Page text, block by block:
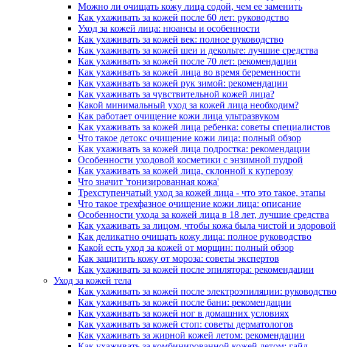
Можно ли очищать кожу лица содой, чем ее заменить
Как ухаживать за кожей после 60 лет: руководство
Уход за кожей лица: нюансы и особенности
Как ухаживать за кожей век: полное руководство
Как ухаживать за кожей шеи и декольте: лучшие средства
Как ухаживать за кожей после 70 лет: рекомендации
Как ухаживать за кожей лица во время беременности
Как ухаживать за кожей рук зимой: рекомендации
Как ухаживать за чувствительной кожей лица?
Какой минимальный уход за кожей лица необходим?
Как работает очищение кожи лица ультразвуком
Как ухаживать за кожей лица ребенка: советы специалистов
Что такое детокс очищение кожи лица: полный обзор
Как ухаживать за кожей лица подростка: рекомендации
Особенности уходовой косметики с энзимной пудрой
Как ухаживать за кожей лица, склонной к куперозу
Что значит 'тонизированная кожа'
Трехступенчатый уход за кожей лица - что это такое, этапы
Что такое трехфазное очищение кожи лица: описание
Особенности ухода за кожей лица в 18 лет, лучшие средства
Как ухаживать за лицом, чтобы кожа была чистой и здоровой
Как деликатно очищать кожу лица: полное руководство
Какой есть уход за кожей от морщин: полный обзор
Как защитить кожу от мороза: советы экспертов
Как ухаживать за кожей после эпилятора: рекомендации
Уход за кожей тела
Как ухаживать за кожей после электроэпиляции: руководство
Как ухаживать за кожей после бани: рекомендации
Как ухаживать за кожей ног в домашних условиях
Как ухаживать за кожей стоп: советы дерматологов
Как ухаживать за жирной кожей летом: рекомендации